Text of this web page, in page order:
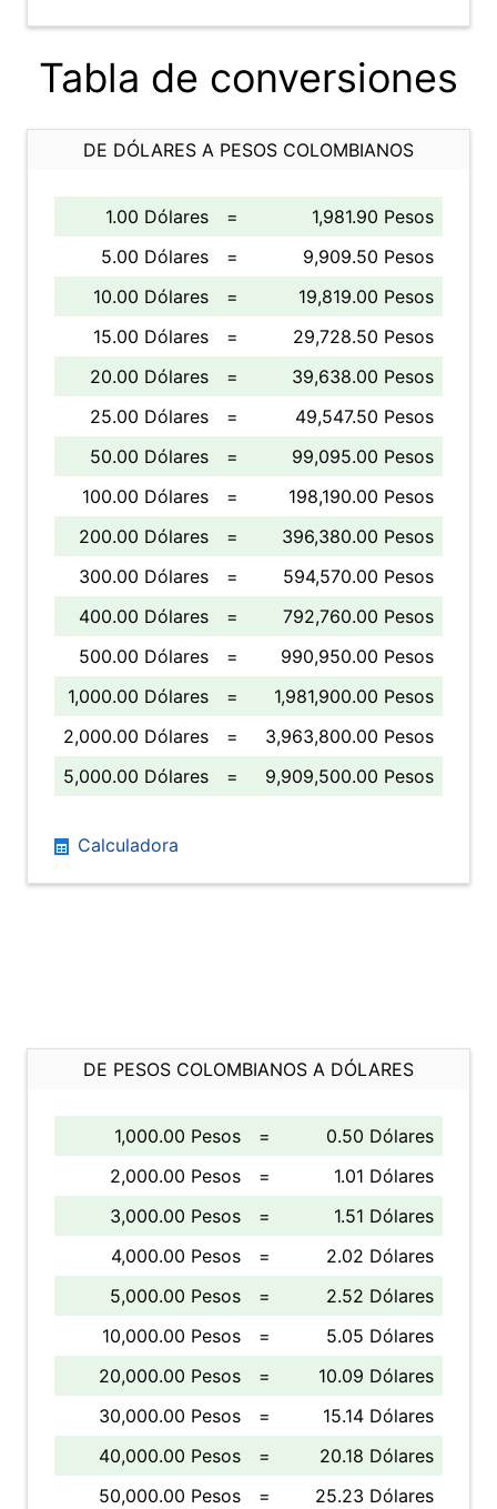
Tabla de conversiones
DE DÓLARES A PESOS COLOMBIANOS
1.00 Dólares =
1,981.90 Pesos
5.00 Dólares
=
9,909.50 Pesos
10.00 Dólares
=
19,819.00 Pesos
15.00 Dólares
=
29,728.50 Pesos
20.00 Dólares
=
39,638.00 Pesos
25.00 Dólares
=
49,547.50 Pesos
50.00 Dólares
=
99,095.00 Pesos
100.00 Dólares
=
198,190.00 Pesos
200.00 Dólares
=
396,380.00 Pesos
300.00 Dólares
=
594,570.00 Pesos
400.00 Dólares
=
792,760.00 Pesos
500.00 Dólares
=
990,950.00 Pesos
1,000.00 Dólares
=
1,981,900.00 Pesos
2,000.00 Dólares
=
3,963,800.00 Pesos
5,000.00 Dólares
= 9,909,500.00 Pesos
Calculadora
DE PESOS COLOMBIANOS A DÓLARES
1,000.00 Pesos =
0.50 Dólares
2,000.00 Pesos
=
1.01 Dólares
3,000.00 Pesos
=
1.51 Dólares
4,000.00 Pesos
=
2.02 Dólares
5,000.00 Pesos
=
2.52 Dólares
10,000.00 Pesos
=
5.05 Dólares
20,000.00 Pesos
=
10.09 Dólares
30,000.00 Pesos
=
15.14 Dólares
40,000.00 Pesos
=
20.18 Dólares
50,000.00 Pesos
= 25.23 Dólares